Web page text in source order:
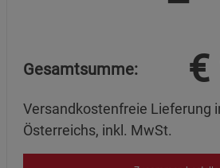
Gesamtsumme: €
Versandkostenfreie Lieferung
Österreichs, inkl. MwSt.